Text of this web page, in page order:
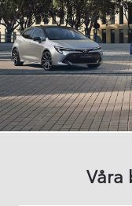
Våra